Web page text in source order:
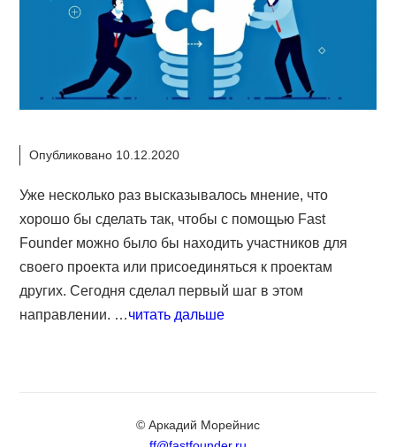
Опубликовано 10.12.2020
Уже несколько раз высказывалось мнение, что
хорошо бы сделать так, чтобы с помощью Fast
Founder можно было бы находить участников для
своего проекта или присоединяться к проектам
других. Сегодня сделал первый шаг в этом
направлении. …читать дальше
© Аркадий Морейнис